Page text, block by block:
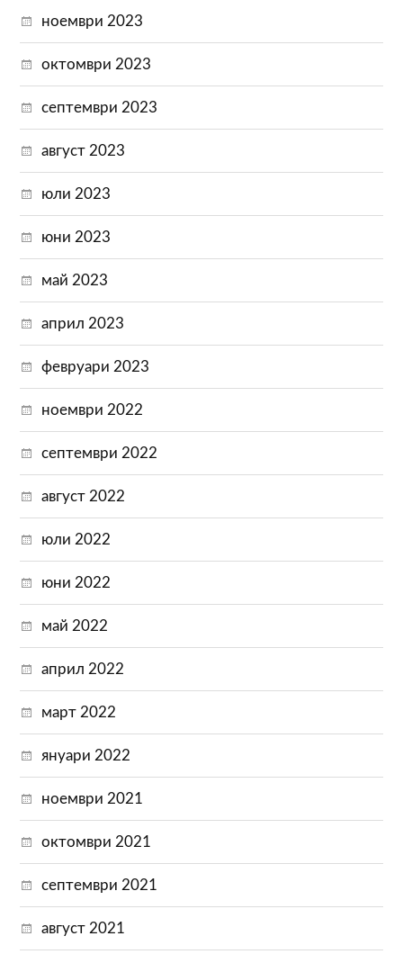
ноември 2023
октомври 2023
септември 2023
август 2023
юли 2023
юни 2023
май 2023
април 2023
февруари 2023
ноември 2022
септември 2022
август 2022
юли 2022
юни 2022
май 2022
април 2022
март 2022
януари 2022
ноември 2021
октомври 2021
септември 2021
август 2021